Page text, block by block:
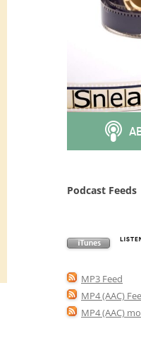
Podcast Feeds
MP3 Feed
MP4 (AAC)
MP4 (AAC)